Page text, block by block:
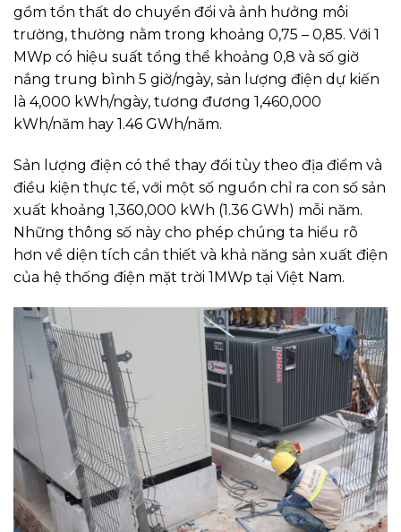
gồm tổn thất do chuyển đổi và ảnh hưởng môi
trường, thường nằm trong khoảng 0,75 – 0,85. Với 1
MWp có hiệu suất tổng thể khoảng 0,8 và số giờ
nắng trung bình 5 giờ/ngày, sản lượng điện dự kiến
là 4,000 kWh/ngày, tương đương 1,460,000
kWh/năm hay 1.46 GWh/năm.
Sản lượng điện có thể thay đổi tùy theo địa điểm và
điều kiện thực tế, với một số nguồn chỉ ra con số sản
xuất khoảng 1,360,000 kWh (1.36 GWh) mỗi năm.
Những thông số này cho phép chúng ta hiểu rõ
hơn về diện tích cần thiết và khả năng sản xuất điện
của hệ thống điện mặt trời 1MWp tại Việt Nam.